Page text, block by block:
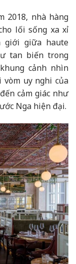
2018, nhà hàng
lối sống xa xỉ
giới giữa haute
tan biến trong
cảnh nhìn
vòm uy nghi của
cảm giác như
Nga hiện đại.